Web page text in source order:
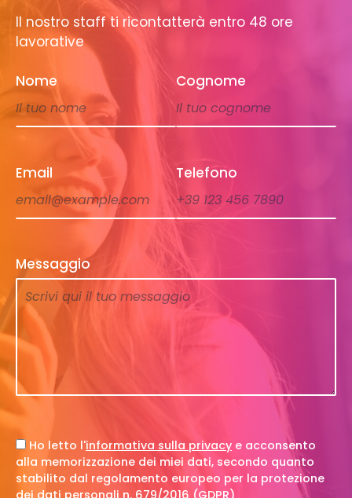
Il nostro staff ti ricontatterà entro 48 ore
lavorative
Nome Cognome
Email Telefono
Messaggio
Ho letto l'informativa sulla privacy e acconsento
alla memorizzazione dei miei dati, secondo quanto
stabilito dal regolamento europeo per la protezione
dei dati personali n. 679/2016 (GDPR)